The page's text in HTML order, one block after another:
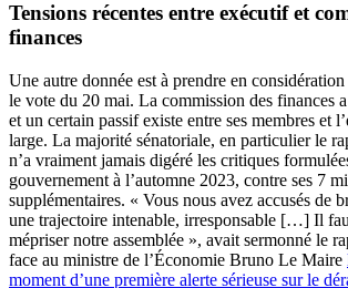
Tensions récentes entre exécutif et
finances
Une autre donnée est à prendre en
le vote du 20 mai. La commission des finances
et un certain passif existe entre ses membres et
large. La majorité sénatoriale, en particulier le
n’a vraiment jamais digéré les critiques
gouvernement à l’automne 2023, contre ses 7
supplémentaires. « Vous nous avez accusés de
une trajectoire intenable, irresponsable […] Il
mépriser notre assemblée », avait sermonné le
face au ministre de l’Économie Bruno Le Maire
moment d’une première alerte sérieuse sur le